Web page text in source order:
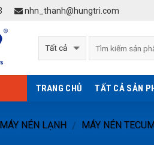
nhn_thanh@hungtri.com
TRANG CHỦ TẤT CẢ SẢN
MÁY NÉN LẠNH / MÁY NÉN